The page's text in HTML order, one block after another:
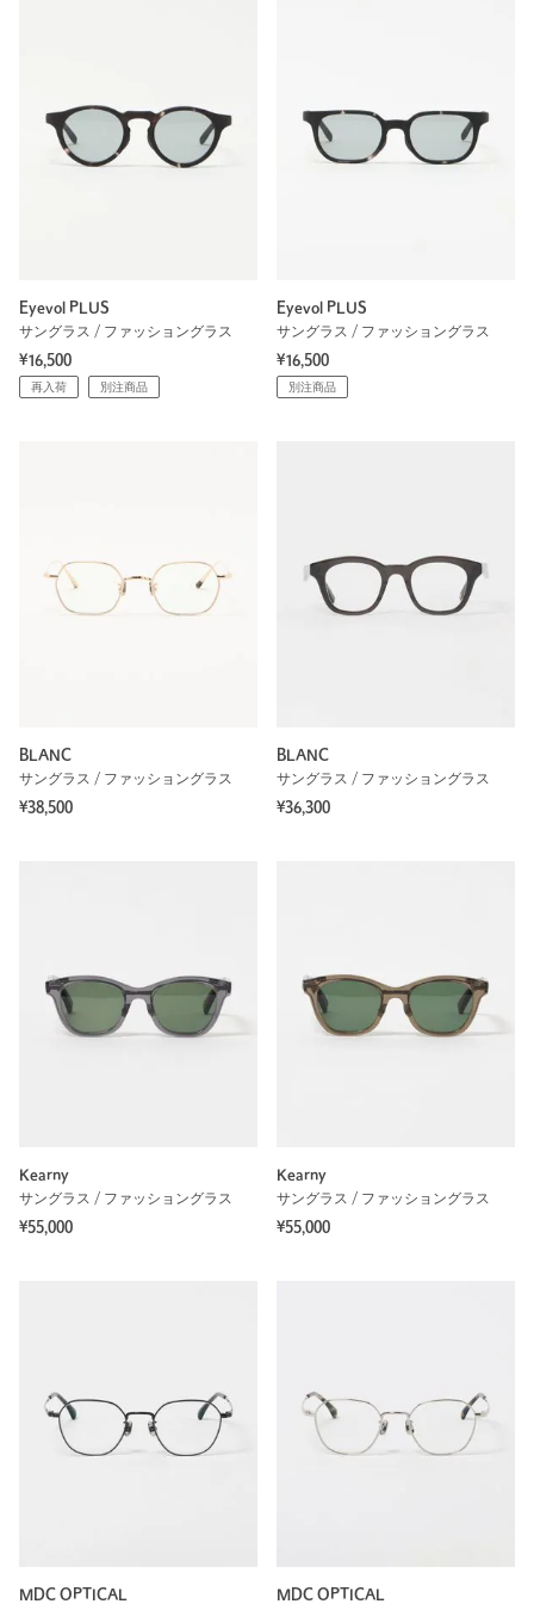
Eyevol PLUS
サングラス / ファッショングラス
¥16,500
再入荷 別注商品
Eyevol PLUS
サングラス / ファッショングラス
¥16,500
別注商品
BLANC
サングラス / ファッショングラス
¥38,500
BLANC
サングラス / ファッショングラス
¥36,300
Kearny
サングラス / ファッショングラス
¥55,000
Kearny
サングラス / ファッショングラス
¥55,000
MDC OPTICAL
MDC OPTICAL